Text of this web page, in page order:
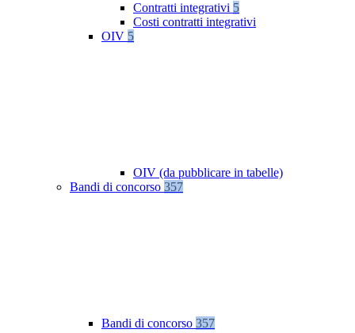
Contratti integrativi 5
Costi contratti integrativi
OIV 5
OIV (da pubblicare in tabelle)
Bandi di concorso 357
Bandi di concorso 357